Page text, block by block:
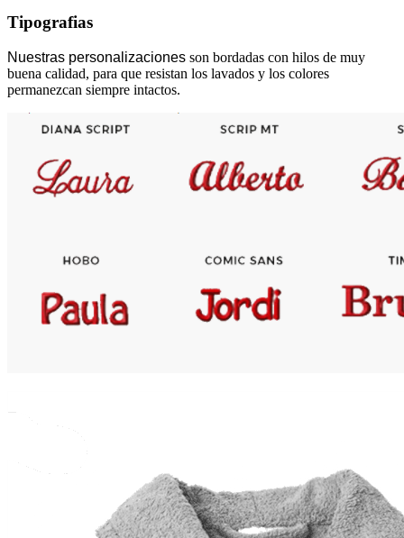
Tipografias
Nuestras personalizaciones son bordadas con hilos de muy
buena calidad, para que resistan los lavados y los colores
permanezcan siempre intactos.